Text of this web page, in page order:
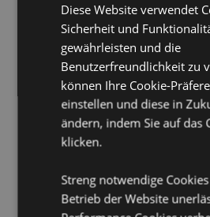
Bienenstock Keramikbecher
Material:Dolomitkeramik
Lebensmittelecht:Ja
Mikrowellensicher:Nein
Spülmaschinenfest:Nein
Volumen:
Möchten Sie mehr über den
erfahren?
Dann lesen Sie
Diese Website verwendet
Sicherheit und
gewährleisten und die
Benutzerfreundlichkeit zu
können Ihre Cookie-
einstellen und diese in
ändern, indem Sie auf das
klicken.
Streng notwendige
Betrieb der Website